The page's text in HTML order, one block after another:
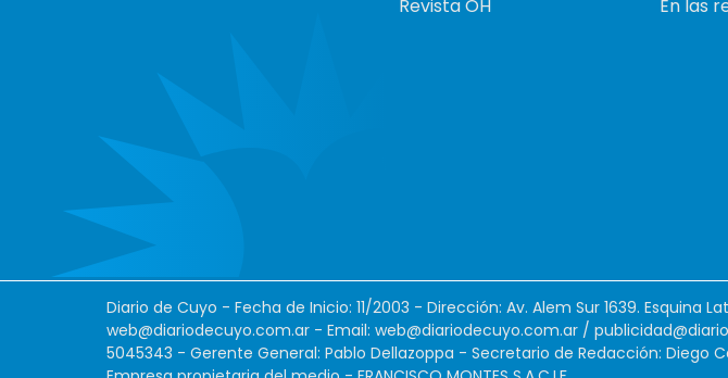
Revista OH
En las
Diario de Cuyo - Fecha de Inicio: 11/2003 - Dirección: Av. Alem Sur 1639. Esquina
web@diariodecuyo.com.ar - Email: web@diariodecuyo.com.ar /
5045343 - Gerente General: Pablo Dellazoppa - Secretario de Redacción: Diego